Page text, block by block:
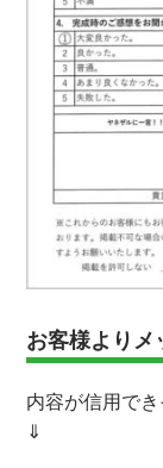
お客様よりメ
内容が信用でき
⇓